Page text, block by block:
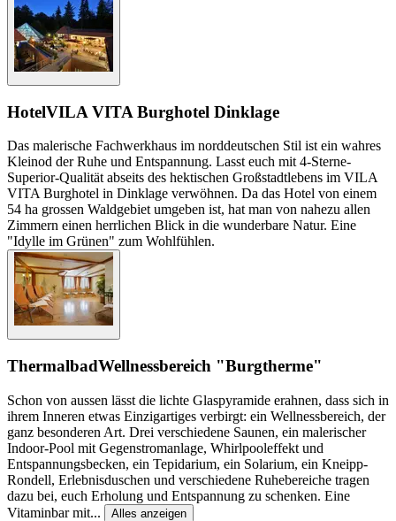
HotelVILA VITA Burghotel Dinklage
Das malerische Fachwerkhaus im norddeutschen Stil ist ein wahres
Kleinod der Ruhe und Entspannung. Lasst euch mit 4-Sterne-
Superior-Qualität abseits des hektischen Großstadtlebens im VILA
VITA Burghotel in Dinklage verwöhnen. Da das Hotel von einem
54 ha grossen Waldgebiet umgeben ist, hat man von nahezu allen
Zimmern einen herrlichen Blick in die wunderbare Natur. Eine
"Idylle im Grünen" zum Wohlfühlen.
ThermalbadWellnessbereich "Burgtherme"
Schon von aussen lässt die lichte Glaspyramide erahnen, dass sich in
ihrem Inneren etwas Einzigartiges verbirgt: ein Wellnessbereich, der
ganz besonderen Art. Drei verschiedene Saunen, ein malerischer
Indoor-Pool mit Gegenstromanlage, Whirlpooleffekt und
Entspannungsbecken, ein Tepidarium, ein Solarium, ein Kneipp-
Rondell, Erlebnisduschen und verschiedene Ruhebereiche tragen
dazu bei, euch Erholung und Entspannung zu schenken. Eine
Vitaminbar mit... Alles anzeigen